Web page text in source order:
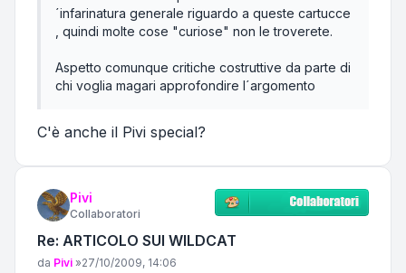
´infarinatura generale riguardo a queste cartucce
, quindi molte cose "curiose" non le troverete.
Aspetto comunque critiche costruttive da parte di
chi voglia magari approfondire l´argomento
C'è anche il Pivi special?
Pivi
Collaboratori
Re: ARTICOLO SUI WILDCAT
Messaggio
da Pivi »27/10/2009, 14:06